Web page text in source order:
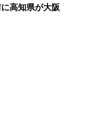
高知県が大阪